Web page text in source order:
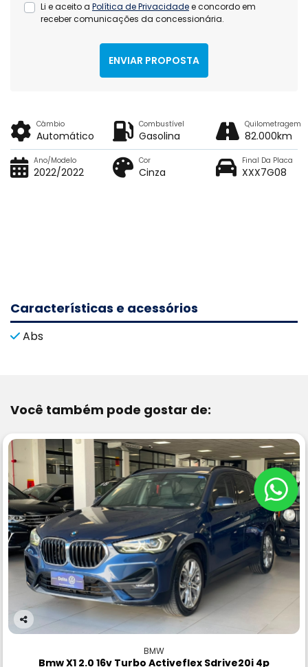
Li e aceito a Política de Privacidadee concordo em
receber comunicações da concessionária.
ENVIAR PROPOSTA
Câmbio
Automático
Combustível
Gasolina
Quilometragem
82.000km
Ano/Modelo
2022/2022
Cor
Cinza
Final Da Placa
XXX7G08
Características e acessórios
Abs
Você também pode gostar de:
Co
BMW
Bmw X1 2.0 16v Turbo Activeflex Sdrive20i 4p